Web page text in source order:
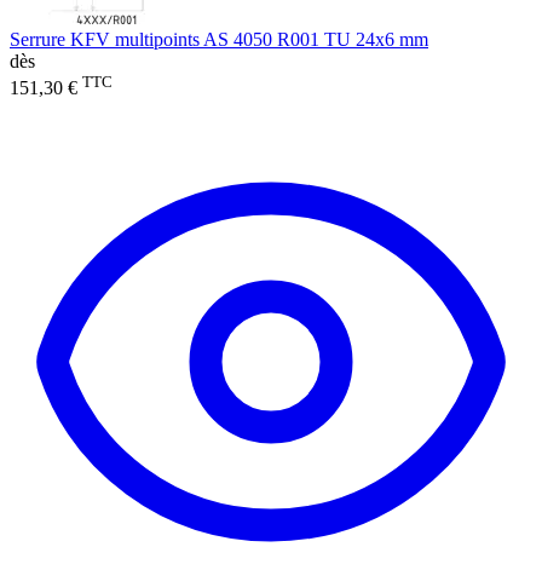
Serrure KFV multipoints AS 4050 R001 TU 24x6 mm
dès
151,30 € TTC